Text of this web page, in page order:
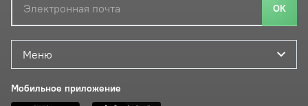
Меню
Мобильное приложение
ОК